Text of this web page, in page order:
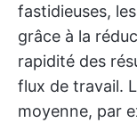
fastidieuses,
grâce à la
rapidité des
flux de travail.
moyenne, par